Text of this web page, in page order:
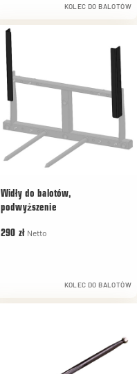
KOLEC DO BALOTÓW
Widły do balotów,
podwyższenie
290 zł Netto
KOLEC DO BALOTÓW